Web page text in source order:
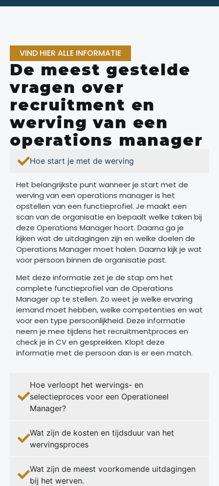
Hoe start je met de werving
Het belangrijkste punt wanneer je start met de
werving van een operations manager is het
opstellen van een functieprofiel. Je maakt een
scan van de organisatie en bepaalt welke taken bij
deze Operations Manager hoort. Daarna ga je
kijken wat de uitdagingen zijn en welke doelen de
Operations Manager moet halen. Daarna kijk je wat
voor persoon binnen de organisatie past.
Met deze informatie zet je de stap om het
complete functieprofiel van de Operations
Manager op te stellen. Zo weet je welke ervaring
iemand moet hebben, welke competenties en wat
voor een type persoonlijkheid. Deze informatie
neem je mee tijdens het recruitmentproces en
check je in CV en gesprekken. Klopt deze
informatie met de persoon dan is er een match.
Hoe verloopt het wervings- en
selectieproces voor een Operationeel
Manager?
Wat zijn de kosten en tijdsduur van het
wervingsproces
Wat zijn de meest voorkomende uitdagingen
bij het werven.
VIND HIER ALLE INFORMATIE
De meest gestelde
vragen over
recruitment en
werving van een
operations manager